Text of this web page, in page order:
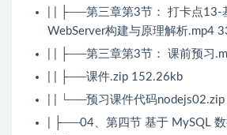
| | ├──第三章第3节： 打卡点13-
WebServer构建与原理解析.mp4
| | ├──第三章第3节： 课前预习
| | ├──课件.zip 152.26kb
| | └──预习课件代码
| ├──04、第四节 基于 MySQL